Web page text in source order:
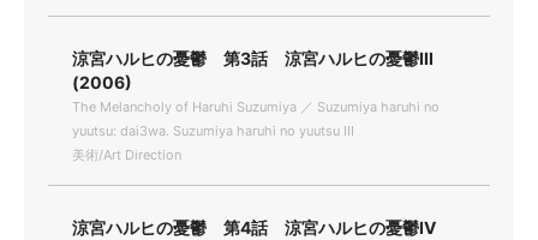
涼宮ハルヒの憂鬱 第3話 涼宮ハルヒの憂鬱III
(2006)
The Melancholy of Haruhi Suzumiya ／ Suzumiya haruhi no
yuutsu: dai3wa. Suzumiya haruhi no yuutsu III
美術/Art Direction
涼宮ハルヒの憂鬱 第4話 涼宮ハルヒの憂鬱IV